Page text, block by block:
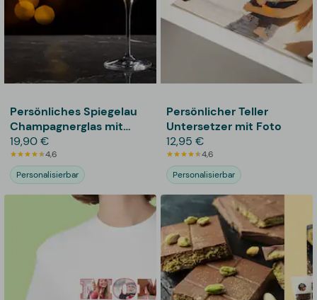
Persönliches Spiegelau
Champagnerglas mit
Gravur - Eigener Text
19,90 €
4,6
Personalisierbar
Persönlicher Teller
Untersetzer mit Foto
12,95 €
4,6
Personalisierbar